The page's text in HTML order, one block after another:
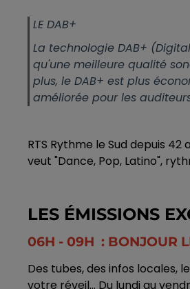
LE DAB+
La technologie DAB+
qu'une meilleure qualité
plus, le DAB+ est plus
améliorée pour les
RTS Rythme le Sud depuis
veut "Dance, Pop, Latino",
LES ÉMISSIONS
06H - 09H : BONJOUR
Des tubes, des infos locales,
votre réveil... Du lundi au